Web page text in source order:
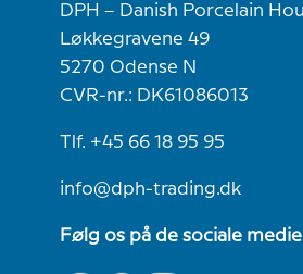
DPH – Danish Porcelain
Løkkegravene 49
5270 Odense N
CVR-nr.: DK61086013
Tlf. +45 66 18 95 95
info@dph-trading.dk
Følg os på de sociale